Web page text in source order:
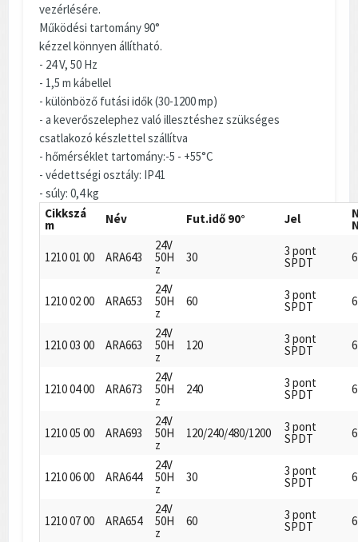
vezérlésére.
Működési tartomány 90°
kézzel könnyen állítható.
- 24 V, 50 Hz
- 1,5 m kábellel
- különböző futási idők (30-1200 mp)
- a keverőszelephez való illesztéshez szükséges
csatlakozó készlettel szállítva
- hőmérséklet tartomány:-5 - +55°C
- védettségi osztály: IP41
- súly: 0,4 kg
Cikkszá
m Név Fut.idő 90° Jel
1210 01 00 ARA643
24V
50H
z
30 3 pont
SPDT 6
1210 02 00 ARA653
24V
50H
z
60 3 pont
SPDT 6
1210 03 00 ARA663
24V
50H
z
120 3 pont
SPDT 6
1210 04 00 ARA673
24V
50H
z
240 3 pont
SPDT 6
1210 05 00 ARA693
24V
50H
z
120/240/480/1200 3 pont
SPDT 6
1210 06 00 ARA644
24V
50H
z
30 3 pont
SPDT 6
1210 07 00 ARA654
24V
50H
z
60 3 pont
SPDT 6